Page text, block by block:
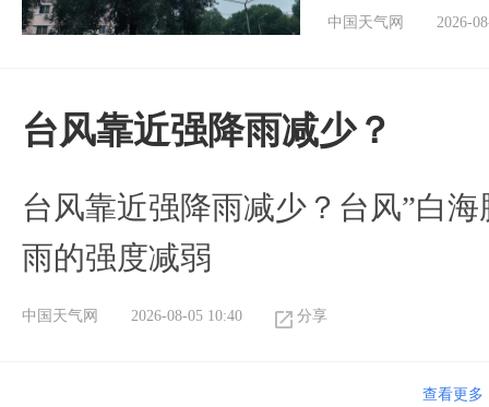
中国天气网 2026-
​台风靠近强降雨减少？
台风靠近强降雨减少？台风”白
雨的强度减弱
中国天气网 2026-08-05 10:40 分享
查看更多